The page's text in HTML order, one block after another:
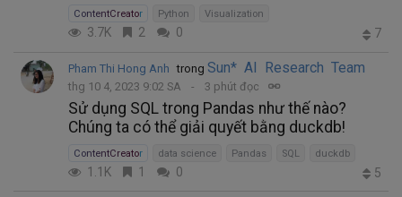
ContentCreator Python Visualization
3.7K 2 0 7
Pham Thi Hong Anh trong Sun* AI Research Team
thg 10 4, 2023 9:02 SA 3 phút đọc
Sử dụng SQL trong Pandas như thế nào?
Chúng ta có thể giải quyết bằng duckdb!
ContentCreator data science Pandas SQL duckdb
1.1K 1 0 5